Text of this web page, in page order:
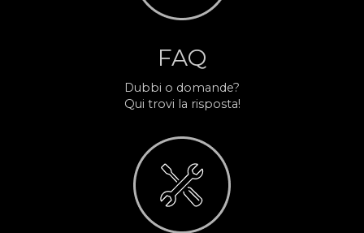
FAQ
Dubbi o domande?
Qui trovi la risposta!